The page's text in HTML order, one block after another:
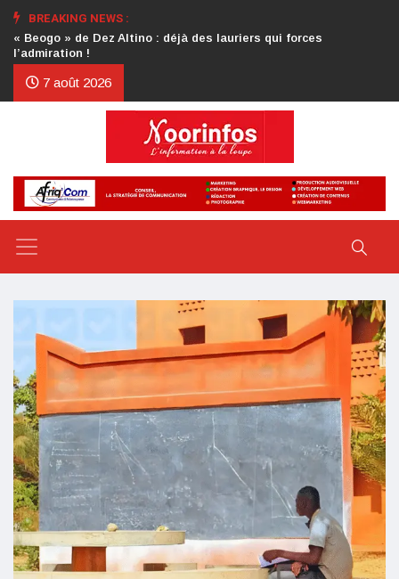
BREAKING NEWS :
Crise au CDP : l’authentification de la lettre du président
d’honneur toujours attendue
7 août 2026